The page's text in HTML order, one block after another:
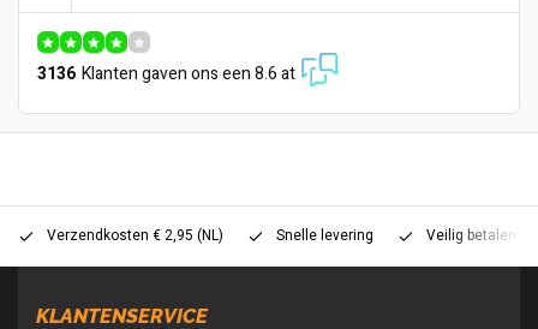
3136 Klanten gaven ons een 8.6 at
Verzendkosten € 2,95 (NL) Snelle levering Veilig betalen
KLANTENSERVICE